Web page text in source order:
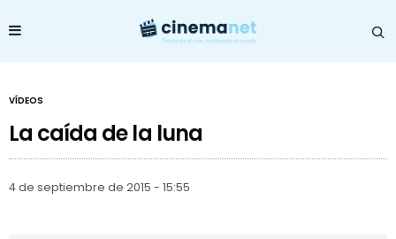
VÍDEOS
La caída de la luna
4 de septiembre de 2015 - 15:55